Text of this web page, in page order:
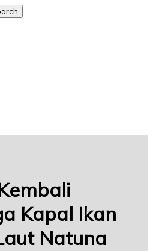
Kapal Ikan
Natuna